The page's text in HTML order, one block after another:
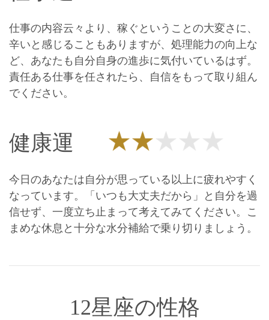
仕事の内容云々より、稼ぐということの大変さに、
辛いと感じることもありますが、処理能力の向上な
ど、あなたも自分自身の進歩に気付いているはず。
責任ある仕事を任されたら、自信をもって取り組ん
でください。
健康運
今日のあなたは自分が思っている以上に疲れやすく
なっています。「いつも大丈夫だから」と自分を過
信せず、一度立ち止まって考えてみてください。こ
まめな休息と十分な水分補給で乗り切りましょう。
12星座の性格